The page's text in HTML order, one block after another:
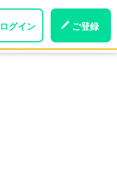
ログイン ご登録